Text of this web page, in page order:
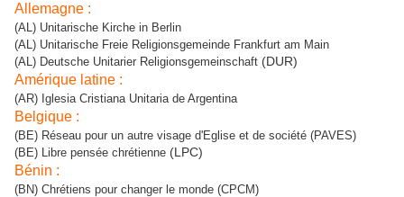
Allemagne :
(AL) Unitarische Kirche in Berlin
(AL) Unitarische Freie Religionsgemeinde Frankfurt am Main
(AL) Deutsche Unitarier Religionsgemeinschaft (DUR)
Amérique latine :
(AR) Iglesia Cristiana Unitaria de Argentina
Belgique :
(BE) Réseau pour un autre visage d'Eglise et de société (PAVES)
(BE) Libre pensée chrétienne (LPC)
Bénin :
(BN) Chrétiens pour changer le monde (CPCM)